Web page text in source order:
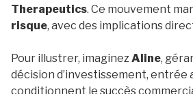
Therapeutics. Ce mouvement
risque, avec des implications
Pour illustrer, imaginezAline,
décision d’investissement, entrée
conditionnent le succès